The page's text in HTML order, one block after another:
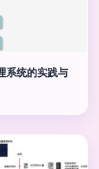
系统的实践与